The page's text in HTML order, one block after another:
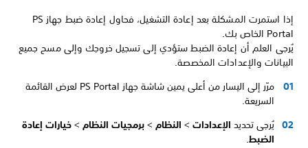
إذا استمرت المشكلة بعد إعادة التشغيل، فحاول إعادة ضبط جهاز PS
Portal الخاص بك.
يُرجى العلم أن إعادة الضبط ستؤدي إلى تسجيل خروجك وإلى مسح جميع
البيانات والإعدادات المخصصة.
مرّر إلى اليسار من أعلى يمين شاشة جهاز PS Portal لعرض القائمة
السريعة.
يُرجى تحديد الإعدادات > النظام > برمجيات النظام > خيارات إعادة
الضبط.